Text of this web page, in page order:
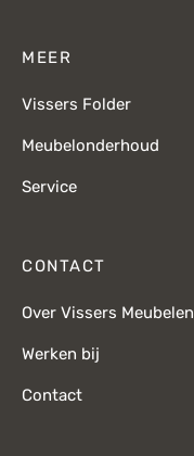
MEER
Vissers Folder
Meubelonderhoud
Service
CONTACT
Over Vissers Meubelen
Werken bij
Contact